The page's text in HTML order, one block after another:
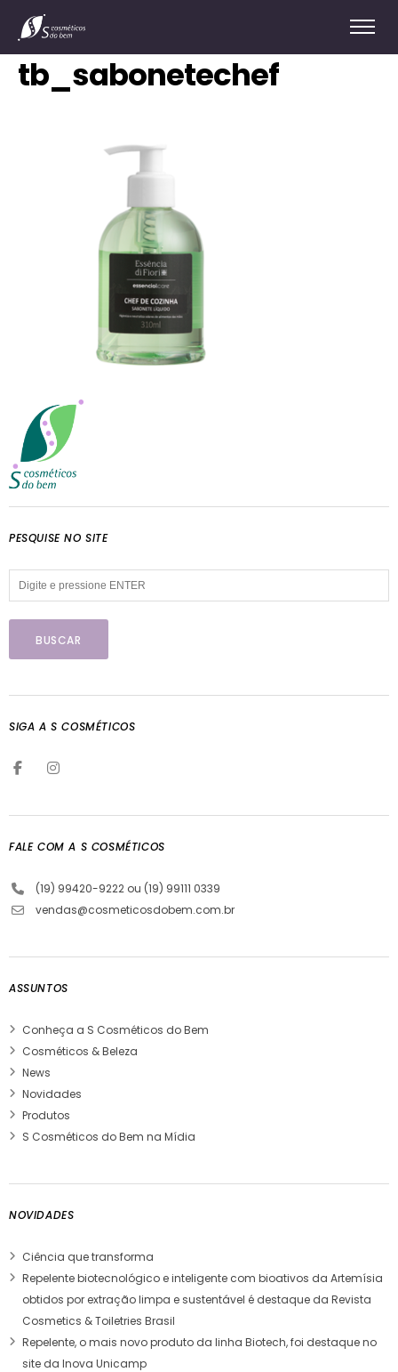
tb_sabonetechef
PESQUISE NO SITE
SIGA A S COSMÉTICOS
FALE COM A S COSMÉTICOS
(19) 99420-9222 ou (19) 99111 0339
vendas@cosmeticosdobem.com.br
ASSUNTOS
Conheça a S Cosméticos do Bem
Cosméticos & Beleza
News
Novidades
Produtos
S Cosméticos do Bem na Mídia
NOVIDADES
Ciência que transforma
Repelente biotecnológico e inteligente com bioativos da Artemísia
obtidos por extração limpa e sustentável é destaque da Revista
Cosmetics & Toiletries Brasil
Repelente, o mais novo produto da linha Biotech, foi destaque no
site da Inova Unicamp